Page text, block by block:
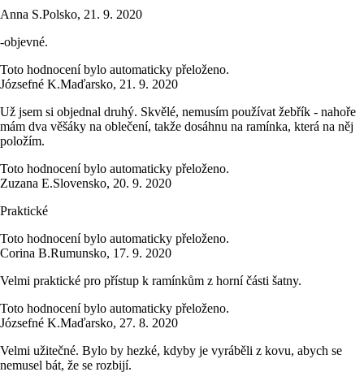
Anna S.Polsko, 21. 9. 2020
-objevné.
Toto hodnocení bylo automaticky přeloženo.
Józsefné K.Maďarsko, 21. 9. 2020
Už jsem si objednal druhý. Skvělé, nemusím používat žebřík - nahoře
mám dva věšáky na oblečení, takže dosáhnu na ramínka, která na něj
položím.
Toto hodnocení bylo automaticky přeloženo.
Zuzana E.Slovensko, 20. 9. 2020
Praktické
Toto hodnocení bylo automaticky přeloženo.
Corina B.Rumunsko, 17. 9. 2020
Velmi praktické pro přístup k ramínkům z horní části šatny.
Toto hodnocení bylo automaticky přeloženo.
Józsefné K.Maďarsko, 27. 8. 2020
Velmi užitečné. Bylo by hezké, kdyby je vyráběli z kovu, abych se
nemusel bát, že se rozbijí.